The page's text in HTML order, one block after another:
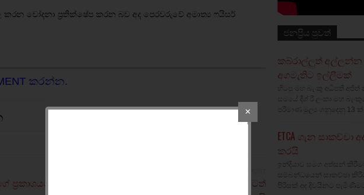
චෝදනා ප්‍රතික්ෂේප කරන බව අද පෙරවරුවේ අමාත්‍ය ෆයිසර්
කරන්න.
ප්‍රකාශයට
මේක වහ පාලනයක්-රටටත් විසයි-අනාගත පරපුරටත්
ජනප්‍රිය පුවත්
කබ්රාල්ලුත් අල්ලන්න
අගමැතිට ඉල්ලීමක්
හිටපු මහ බැංකු අධිපති අජිත්
සමයේ දීශ්‍ රී ලංකා මහ
පරිමාණ මූල්‍ය ගනුදෙනු 13
ETCA ගැන
කරයි
ඉන්දියාව සමග අත්සන්
සම්බන්ධයෙන් සාකච්ඡා
පිරිසක් අද දිවයිනට
✕